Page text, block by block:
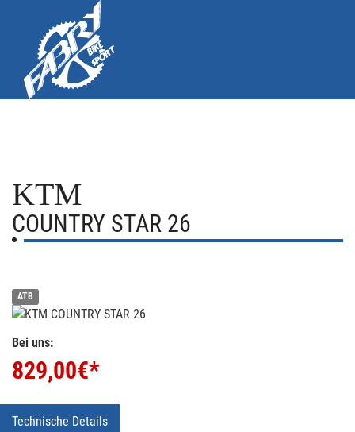
KTM
COUNTRY STAR 26
ATB
Bei uns:
829,00€*
Technische Details